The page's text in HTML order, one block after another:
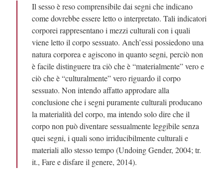
Il sesso è reso comprensibile dai segni che indicano
come dovrebbe essere letto o interpretato. Tali indicatori
corporei rappresentano i mezzi culturali con i quali
viene letto il corpo sessuato. Anch’essi possiedono una
natura corporea e agiscono in quanto segni, perciò non
è facile distinguere tra ciò che è “materialmente” vero e
ciò che è “culturalmente” vero riguardo il corpo
sessuato. Non intendo affatto approdare alla
conclusione che i segni puramente culturali producano
la materialità del corpo, ma intendo solo dire che il
corpo non può diventare sessualmente leggibile senza
quei segni, i quali sono irriducibilmente culturali e
materiali allo stesso tempo (Undoing Gender, 2004; tr.
it., Fare e disfare il genere, 2014).